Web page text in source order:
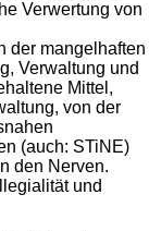
Verwertung von
der mangelhaften
Verwaltung und
Mittel,
von der
(auch: STiNE)
den Nerven.
und